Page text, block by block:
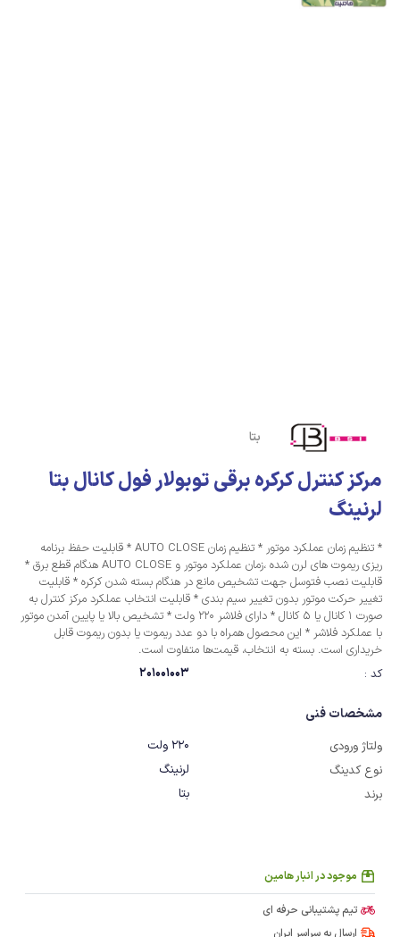
بتا
مرکز کنترل کرکره برقی توبولار فول کانال بتا
لرنینگ
* تنظیم زمان عملکرد موتور * تنظیم زمان AUTO CLOSE * قابلیت حفظ برنامه
ریزی ریموت های لرن شده ،زمان عملکرد موتور و AUTO CLOSE هنگام قطع برق *
قابلیت نصب فتوسل جهت تشخیص مانع در هنگام بسته شدن کرکره * قابلیت
تغییر حرکت موتور بدون تغییر سیم بندی * قابلیت انتخاب عملکرد مرکز کنترل به
صورت 1 کانال یا 5 کانال * دارای فلاشر 220 ولت * تشخیص بالا یا پایین آمدن موتور
با عملکرد فلاشر * این محصول همراه با دو عدد ریموت یا بدون ریموت قابل
خریداری است. بسته به انتخاب، قیمت‌ها متفاوت است.
کد :
201001003
مشخصات فنی
ولتاژ ورودی
220 ولت
نوع کدینگ
لرنینگ
برند
بتا
موجود در انبار هامین
تیم پشتیبانی حرفه ای
ارسال به سراسر ایران